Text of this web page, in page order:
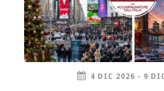
4 DIC 2026 - 9